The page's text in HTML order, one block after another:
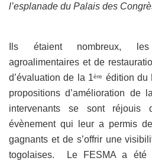
l’esplanade du Palais des
Ils étaient nombreux, les
agroalimentaires et de
d’évaluation de la 1ère
édition du
propositions d’amélioration de
intervenants se sont
évènement qui leur a permis
gagnants et de s’offrir une
togolaises. Le FESMA a été